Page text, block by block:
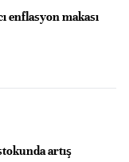
enflasyon makası
artış